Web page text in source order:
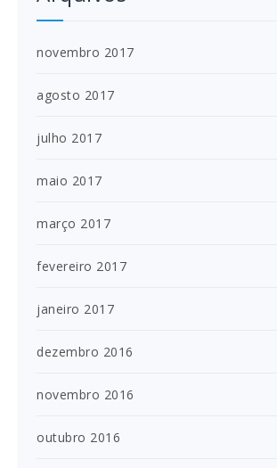
novembro 2017
agosto 2017
julho 2017
maio 2017
março 2017
fevereiro 2017
janeiro 2017
dezembro 2016
novembro 2016
outubro 2016